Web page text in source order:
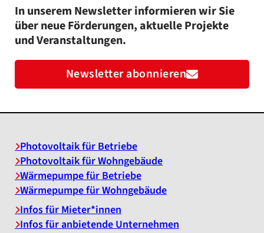
In unserem Newsletter informieren wir Sie
über neue Förderungen, aktuelle Projekte
und Veranstaltungen.
Newsletter abonnieren
Photovoltaik für Betriebe
Photovoltaik für Wohngebäude
Wärmepumpe für Betriebe
Wärmepumpe für Wohngebäude
Infos für Mieter*innen
Infos für anbietende Unternehmen